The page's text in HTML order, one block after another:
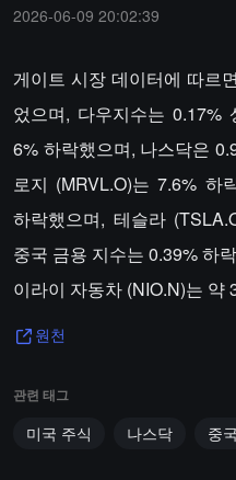
2026-06-09 20:02:39
게이트 시장 데이터에 따르
었으며, 다우지수는 0.17%
6% 하락했으며, 나스닥은
로지 (MRVL.O)는 7.6% 하
하락했으며, 테슬라
중국 금용 지수는 0.39% 하
이라이 자동차 (NIO.N)는 약
원천
관련 태그
미국 주식 나스닥 중